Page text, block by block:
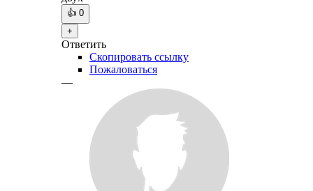
👍 0
+
Ответить
Скопировать ссылку
Пожаловаться
—